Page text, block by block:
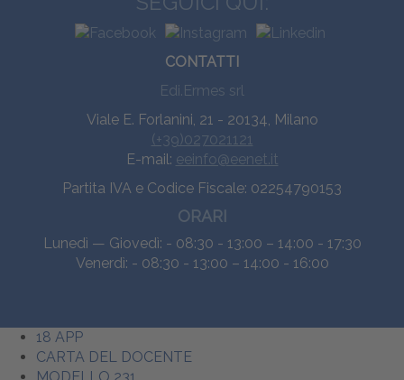
CONTATTI
Edi.Ermes srl
Viale E. Forlanini, 21 - 20134, Milano
(+39)027021121
E-mail: eeinfo@eenet.it
Partita IVA e Codice Fiscale: 02254790153
ORARI
Lunedì — Giovedì: - 08:30 - 13:00 – 14:00 - 17:30
Venerdì: - 08:30 - 13:00 – 14:00 - 16:00
18 APP
CARTA DEL DOCENTE